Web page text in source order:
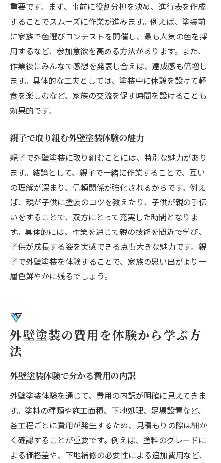
重要です。まず、事前に役割分担を決め、進行表を作成
することでスムーズに作業が進みます。例えば、塗装前
に家族で色選びコンテストを開催し、最も人気の色を採
用するなど、参加意欲を高める方法があります。また、
作業後にみんなで感想を発表し合えば、達成感も倍増し
ます。具体的な工夫としては、塗装中に休憩を設けて軽
食を楽しむなど、家族の交流を促す時間を設けることも
効果的です。
親子で取り組む外壁塗装体験の魅力
親子で外壁塗装に取り組むことには、特別な魅力があり
ます。結論として、親子で一緒に作業することで、互い
の理解が深まり、信頼関係が強化されるからです。例え
ば、親が子供に塗装のコツを教えたり、子供が親の手伝
いをすることで、双方にとって充実した時間となりま
す。具体的には、作業を通じて親の技術を間近で学び、
子供が成長する姿を実感できる点も大きな魅力です。親
子で外壁塗装を体験することで、家族の思い出がより一
層色鮮やかに残るでしょう。
外壁塗装の費用を体験から学ぶ方
法
外壁塗装体験で分かる費用の内訳
外壁塗装体験を通じて、費用の内訳が明確に見えてきま
す。塗料の種類や施工面積、下地処理、足場設置など、
各工程ごとに費用が発生するため、見積もりの際は細か
く確認することが重要です。例えば、塗料のグレードに
よる価格差や、下地補修の必要性による追加費用など、